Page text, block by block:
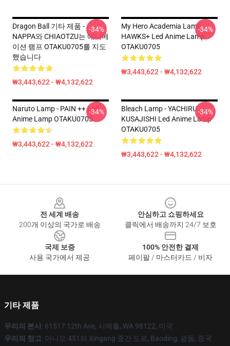
Dragon Ball 기타 제품 -
NAPPA와 CHIAOTZU는 애니메
이션 램프 OTAKU0705를 지도
했습니다
₩3,443,622 - ₩4,132,622
-34%
My Hero Academia Lamp -
HAWKS+ Led Anime Lamp
OTAKU0705
₩3,443,622 - ₩4,132,622
-34%
Naruto Lamp - PAIN ++ Led
Anime Lamp OTAKU0705
₩3,443,622 - ₩4,132,622
-34%
Bleach Lamp - YACHIRU
KUSAJISHI Led Anime Lamp
OTAKU0705
₩3,443,622 - ₩4,132,622
-34%
전 세계 배송
200개 이상의 국가로 배송
안심하고 쇼핑하세요
클릭에서 배송까지 24/7 보호
국제 보증
사용 국가에서 제공
100% 안전한 결제
페이팔 / 마스터카드 / 비자
기타 제품
우리의 본사: 61517 12th Ave, 시애틀, WA 98122, 미국
우리의 창고: 아니오 451의 Xingang 중간 도로, Baoding, 광동, 중국